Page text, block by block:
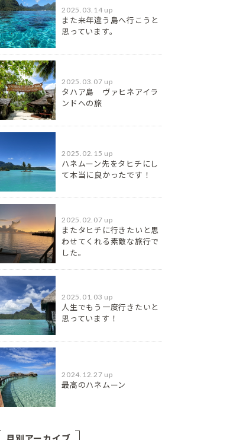
2025.03.14 up
また来年違う島へ行こうと
思っています。
2025.03.07 up
タハア島 ヴァヒネアイラ
ンドへの旅
2025.02.15 up
ハネムーン先をタヒチにし
て本当に良かったです！
2025.02.07 up
またタヒチに行きたいと思
わせてくれる素敵な旅行で
した。
2025.01.03 up
人生でもう一度行きたいと
思っています！
2024.12.27 up
最高のハネムーン